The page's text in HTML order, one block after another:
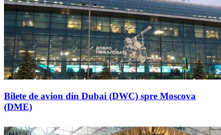
Bilete de avion din Dubai (DWC) spre Moscova
(DME)